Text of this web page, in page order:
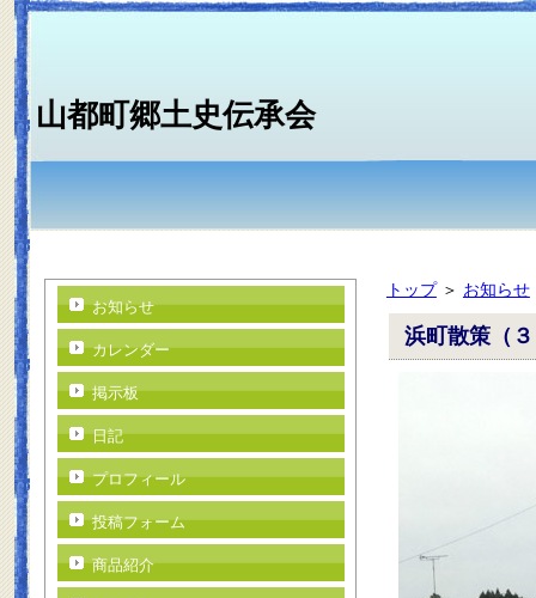
山都町郷土史伝承会
トップ＞ お知らせ
浜町散策（
お知らせ
カレンダー
掲示板
日記
プロフィール
投稿フォーム
商品紹介